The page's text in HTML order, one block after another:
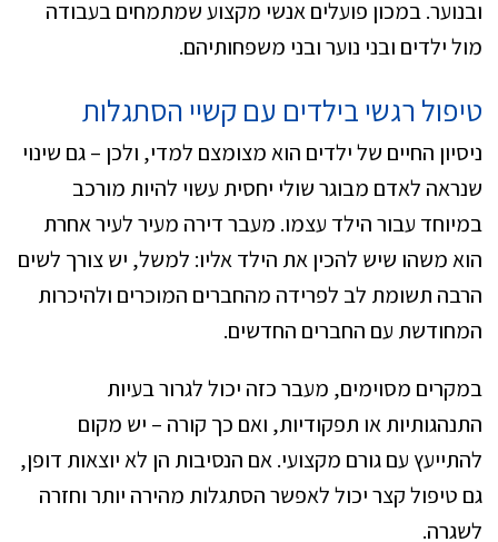
ובנוער. במכון פועלים אנשי מקצוע שמתמחים בעבודה
מול ילדים ובני נוער ובני משפחותיהם.
טיפול רגשי בילדים עם קשיי הסתגלות
ניסיון החיים של ילדים הוא מצומצם למדי, ולכן – גם שינוי
שנראה לאדם מבוגר שולי יחסית עשוי להיות מורכב
במיוחד עבור הילד עצמו. מעבר דירה מעיר לעיר אחרת
הוא משהו שיש להכין את הילד אליו: למשל, יש צורך לשים
הרבה תשומת לב לפרידה מהחברים המוכרים ולהיכרות
המחודשת עם החברים החדשים.
במקרים מסוימים, מעבר כזה יכול לגרור בעיות
התנהגותיות או תפקודיות, ואם כך קורה – יש מקום
להתייעץ עם גורם מקצועי. אם הנסיבות הן לא יוצאות דופן,
גם טיפול קצר יכול לאפשר הסתגלות מהירה יותר וחזרה
לשגרה.